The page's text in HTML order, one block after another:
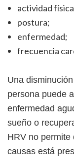
actividad
postura;
enfermedad;
frecuencia
Una
persona puede
enfermedad
sueño o
HRV no
causas está